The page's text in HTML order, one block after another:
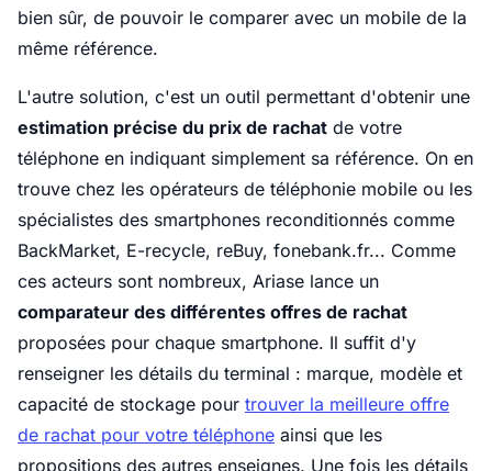
bien sûr, de pouvoir le comparer avec un mobile de la
même référence.
L'autre solution, c'est un outil permettant d'obtenir une
estimation précise du prix de rachat de votre
téléphone en indiquant simplement sa référence. On en
trouve chez les opérateurs de téléphonie mobile ou les
spécialistes des smartphones reconditionnés comme
BackMarket, E-recycle, reBuy, fonebank.fr... Comme
ces acteurs sont nombreux, Ariase lance un
comparateur des différentes offres de rachat
proposées pour chaque smartphone. Il suffit d'y
renseigner les détails du terminal : marque, modèle et
capacité de stockage pour trouver la meilleure offre
de rachat pour votre téléphone ainsi que les
propositions des autres enseignes. Une fois les détails